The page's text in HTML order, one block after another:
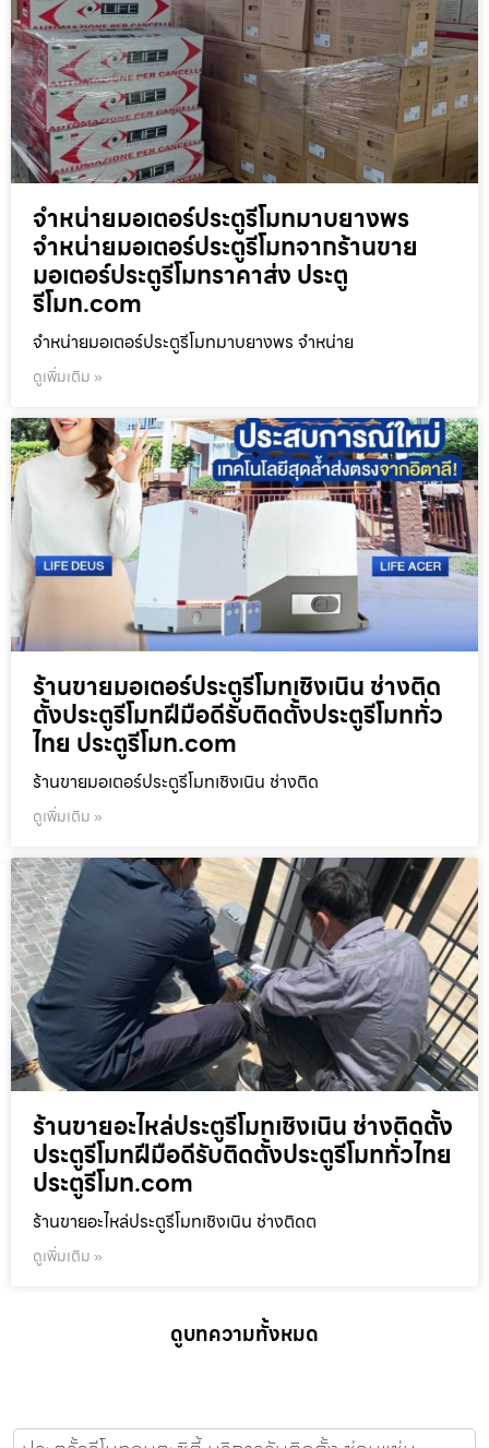
จำหน่ายมอเตอร์ประตูรีโมทมาบยางพร
จำหน่ายมอเตอร์ประตูรีโมทจากร้านขาย
มอเตอร์ประตูรีโมทราคาส่ง ประตู
รีโมท.com
จำหน่ายมอเตอร์ประตูรีโมทมาบยางพร จำหน่าย
ดูเพิ่มเติม »
ร้านขายมอเตอร์ประตูรีโมทเชิงเนิน ช่างติด
ตั้งประตูรีโมทฝีมือดีรับติดตั้งประตูรีโมททั่ว
ไทย ประตูรีโมท.com
ร้านขายมอเตอร์ประตูรีโมทเชิงเนิน ช่างติด
ดูเพิ่มเติม »
ร้านขายอะไหล่ประตูรีโมทเชิงเนิน ช่างติดตั้ง
ประตูรีโมทฝีมือดีรับติดตั้งประตูรีโมททั่วไทย
ประตูรีโมท.com
ร้านขายอะไหล่ประตูรีโมทเชิงเนิน ช่างติดต
ดูเพิ่มเติม »
ดูบทความทั้งหมด